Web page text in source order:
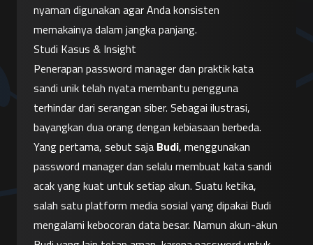
nyaman digunakan agar Anda konsisten
memakainya dalam jangka panjang.
Studi Kasus & Insight
Penerapan password manager dan praktik kata
sandi unik telah nyata membantu pengguna
terhindar dari serangan siber. Sebagai ilustrasi,
bayangkan dua orang dengan kebiasaan berbeda.
Yang pertama, sebut saja Budi, menggunakan
password manager dan selalu membuat kata sandi
acak yang kuat untuk setiap akun. Suatu ketika,
salah satu platform media sosial yang dipakai Budi
mengalami kebocoran data besar. Namun akun-akun